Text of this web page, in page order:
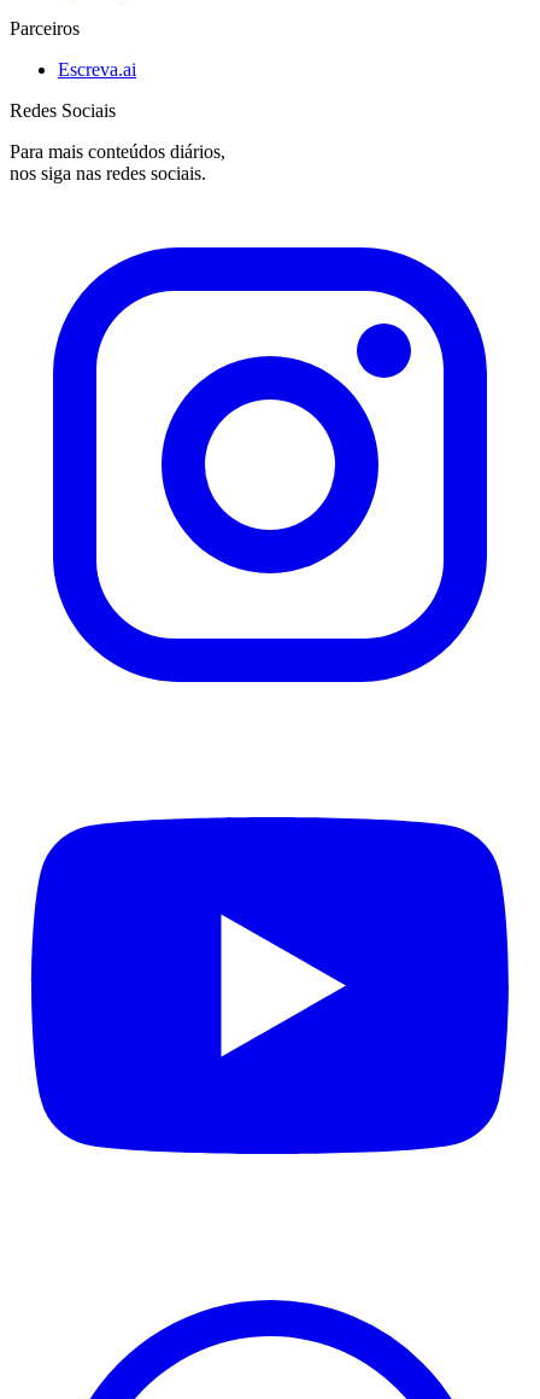
Parceiros
Escreva.ai
Redes Sociais
Para mais conteúdos diários,
nos siga nas redes sociais.